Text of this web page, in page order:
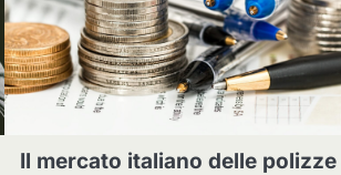
Il mercato italiano delle polizze